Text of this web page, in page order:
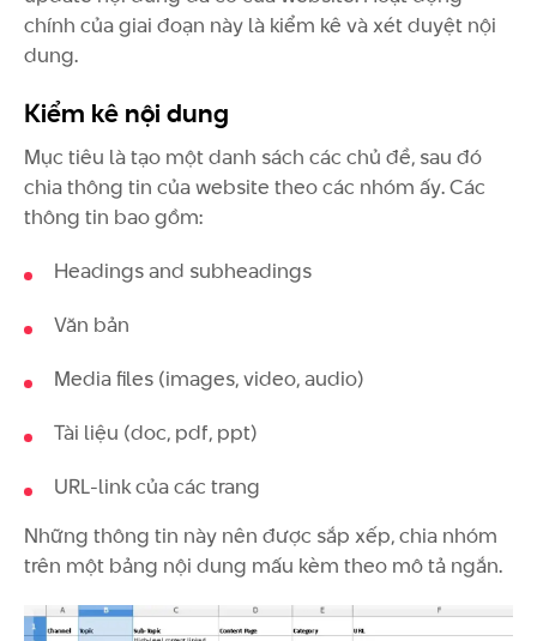
chính của giai đoạn này là kiểm kê và xét duyệt nội
dung.
Kiểm kê nội dung
Mục tiêu là tạo một danh sách các chủ đề, sau đó
chia thông tin của website theo các nhóm ấy. Các
thông tin bao gồm:
Headings and subheadings
Văn bản
Media files (images, video, audio)
Tài liệu (doc, pdf, ppt)
URL-link của các trang
Những thông tin này nên được sắp xếp, chia nhóm
trên một bảng nội dung mấu kèm theo mô tả ngắn.